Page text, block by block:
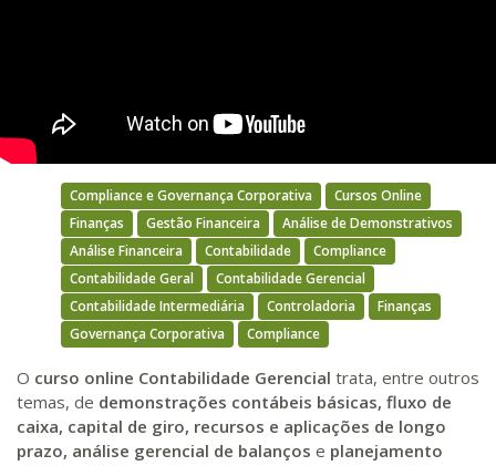
Compliance e Governança Corporativa
Cursos Online
Finanças
Gestão Financeira
Análise de Demonstrativos
Análise Financeira
Contabilidade
Compliance
Contabilidade Geral
Contabilidade Gerencial
Contabilidade Intermediária
Controladoria
Finanças
Governança Corporativa
Compliance
O curso online Contabilidade Gerencial trata, entre outros
temas, de demonstrações contábeis básicas, fluxo de
caixa, capital de giro, recursos e aplicações de longo
prazo, análise gerencial de balanços e planejamento